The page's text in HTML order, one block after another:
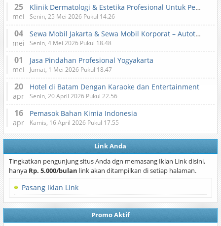
25
mei
Klinik Dermatologi & Estetika Profesional Untuk Perawatan Kulit dan Kecantikan
Senin, 25 Mei 2026 Pukul 14.26
04
mei
Sewa Mobil Jakarta & Sewa Mobil Korporat – Autotranz Indonesia
Senin, 4 Mei 2026 Pukul 18.48
01
mei
Jasa Pindahan Profesional Yogyakarta
Jumat, 1 Mei 2026 Pukul 18.47
20
apr
Hotel di Batam Dengan Karaoke dan Entertainment
Senin, 20 April 2026 Pukul 22.56
16
apr
Pemasok Bahan Kimia Indonesia
Kamis, 16 April 2026 Pukul 17.55
Link Anda
Tingkatkan pengunjung situs Anda dgn memasang Iklan Link disini,
hanya Rp. 5.000/bulan link akan ditampilkan di setiap halaman.
Pasang Iklan Link
Promo Aktif